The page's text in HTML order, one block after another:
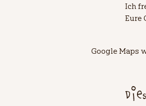
Ich
Eure
Google Maps